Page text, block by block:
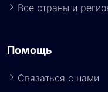
Гонконгские прокси
Помощь